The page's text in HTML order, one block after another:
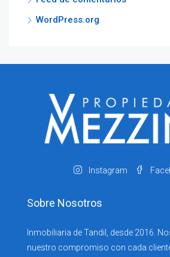
WordPress.org
Instagram
Sobre Nosotros
Inmobiliaria de Tandil, desde 2016.
nuestro compromiso con cada